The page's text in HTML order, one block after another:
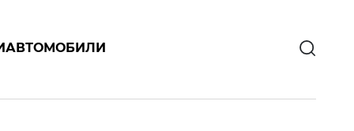
АВТОМОБИЛИ